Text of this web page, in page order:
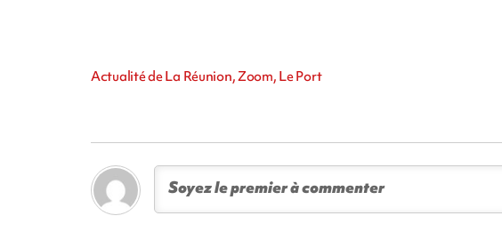
Actualité de La Réunion, Zoom, Le Port